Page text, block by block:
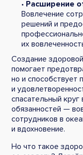
• Расширение
Вовлечение
решений и
их
Создание
помогает
но и
и
спасательный
обязанностей —
сотрудников в
и вдохновение.
Но что такое